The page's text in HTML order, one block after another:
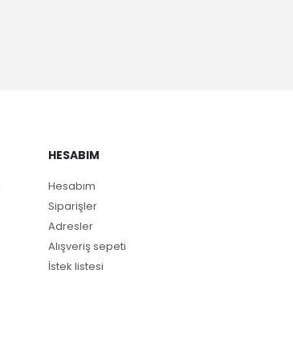
HESABIM
Hesabım
Siparişler
Adresler
Alışveriş sepeti
İstek listesi